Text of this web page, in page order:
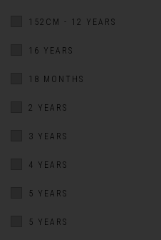
152CM - 12 YEARS
16 YEARS
18 MONTHS
2 YEARS
3 YEARS
4 YEARS
5 YEARS
5 YEARS